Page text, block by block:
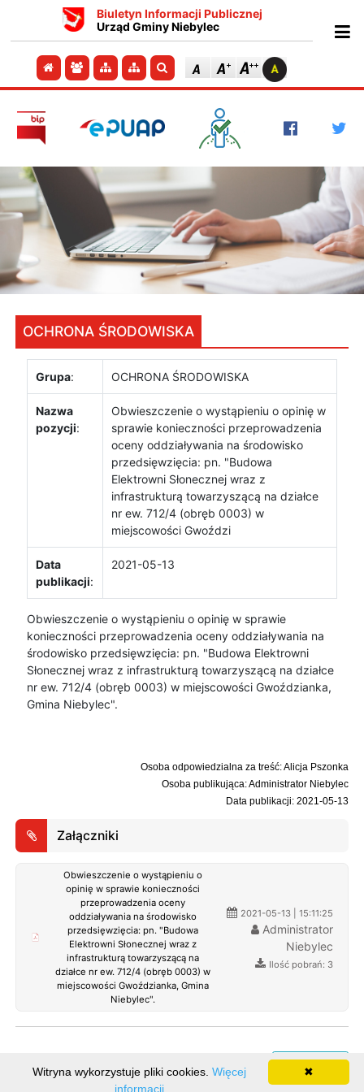
Biuletyn Informacji Publicznej
Urząd Gminy Niebylec
Przejdź do strony głównej
Przejdź do redakcji
Przejdź do mapy strony
Przejdź do mapy strony
Szukaj
OCHRONA ŚRODOWISKA
Grupa: OCHRONA ŚRODOWISKA
Nazwa
pozycji:
Obwieszczenie o wystąpieniu o opinię w
sprawie konieczności przeprowadzenia
oceny oddziaływania na środowisko
przedsięwzięcia: pn. "Budowa
Elektrowni Słonecznej wraz z
infrastrukturą towarzyszącą na działce
nr ew. 712/4 (obręb 0003) w
miejscowości Gwoździ
Data
publikacji:
2021-05-13
Obwieszczenie o wystąpieniu o opinię w sprawie
konieczności przeprowadzenia oceny oddziaływania na
środowisko przedsięwzięcia: pn. "Budowa Elektrowni
Słonecznej wraz z infrastrukturą towarzyszącą na działce
nr ew. 712/4 (obręb 0003) w miejscowości Gwoździanka,
Gmina Niebylec".
Osoba odpowiedzialna za treść: Alicja Pszonka
Osoba publikująca: Administrator Niebylec
Data publikacji: 2021-05-13
Załączniki
Obwieszczenie o wystąpieniu o
opinię w sprawie konieczności
przeprowadzenia oceny
oddziaływania na środowisko
przedsięwzięcia: pn. "Budowa
Elektrowni Słonecznej wraz z
infrastrukturą towarzyszącą na
działce nr ew. 712/4 (obręb 0003) w
miejscowości Gwoździanka, Gmina
Niebylec".
2021-05-13 | 15:11:25
Administrator
Niebylec
Ilość pobrań: 3
Rejestr zmian
✖
Witryna wykorzystuje pliki cookies. Więcej
informacji